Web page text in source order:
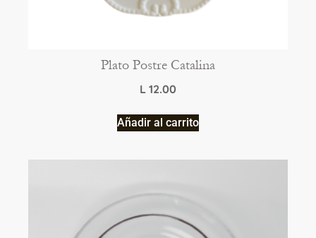
Plato Postre Catalina
L 12.00
Añadir al carrito